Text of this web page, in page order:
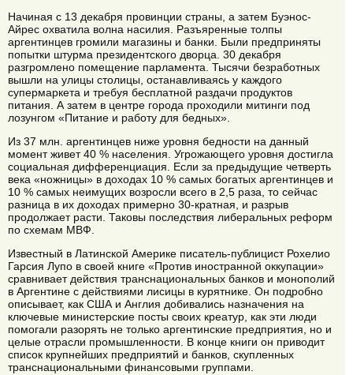
Начиная с 13 декабря провинции страны, а затем Буэнос-
Айрес охватила волна насилия. Разъяренные толпы
аргентинцев громили магазины и банки. Были предприняты
попытки штурма президентского дворца. 30 декабря
разгромлено помещение парламента. Тысячи безработных
вышли на улицы столицы, останавливаясь у каждого
супермаркета и требуя бесплатной раздачи продуктов
питания. А затем в центре города проходили митинги под
лозунгом «Питание и работу для бедных».
Из 37 млн. аргентинцев ниже уровня бедности на данный
момент живет 40 % населения. Угрожающего уровня достигла
социальная дифференциация. Если за предыдущие четверть
века «ножницы» в доходах 10 % самых богатых аргентинцев и
10 % самых неимущих возросли всего в 2,5 раза, то сейчас
разница в их доходах примерно 30-кратная, и разрыв
продолжает расти. Таковы последствия либеральных реформ
по схемам МВФ.
Известный в Латинской Америке писатель-публицист Рохелио
Гарсия Лупо в своей книге «Против иностранной оккупации»
сравнивает действия транснациональных банков и монополий
в Аргентине с действиями лисицы в курятнике. Он подробно
описывает, как США и Англия добивались назначения на
ключевые министерские посты своих креатур, как эти люди
помогали разорять не только аргентинские предприятия, но и
целые отрасли промышленности. В конце книги он приводит
список крупнейших предприятий и банков, скупленных
транснациональными финансовыми группами.